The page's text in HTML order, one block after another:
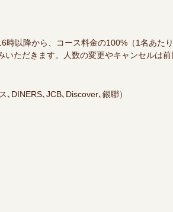
時以降から、コース料金の100%（1名あた
ただきます。人数の変更やキャンセルは前
DINERS､JCB､Discover､銀聯）